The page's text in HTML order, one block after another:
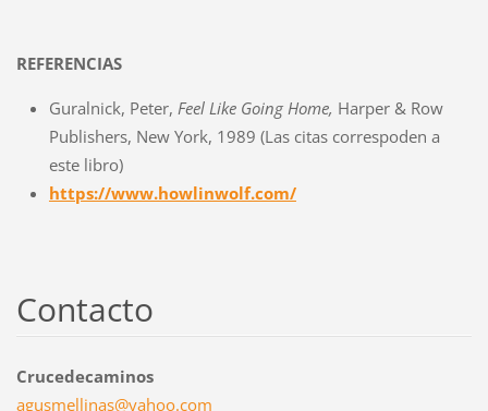
REFERENCIAS
Guralnick, Peter, Feel Like Going Home, Harper & Row
Publishers, New York, 1989 (Las citas correspoden a
este libro)
https://www.howlinwolf.com/
Contacto
Crucedecaminos
agusmellinas@yahoo.com